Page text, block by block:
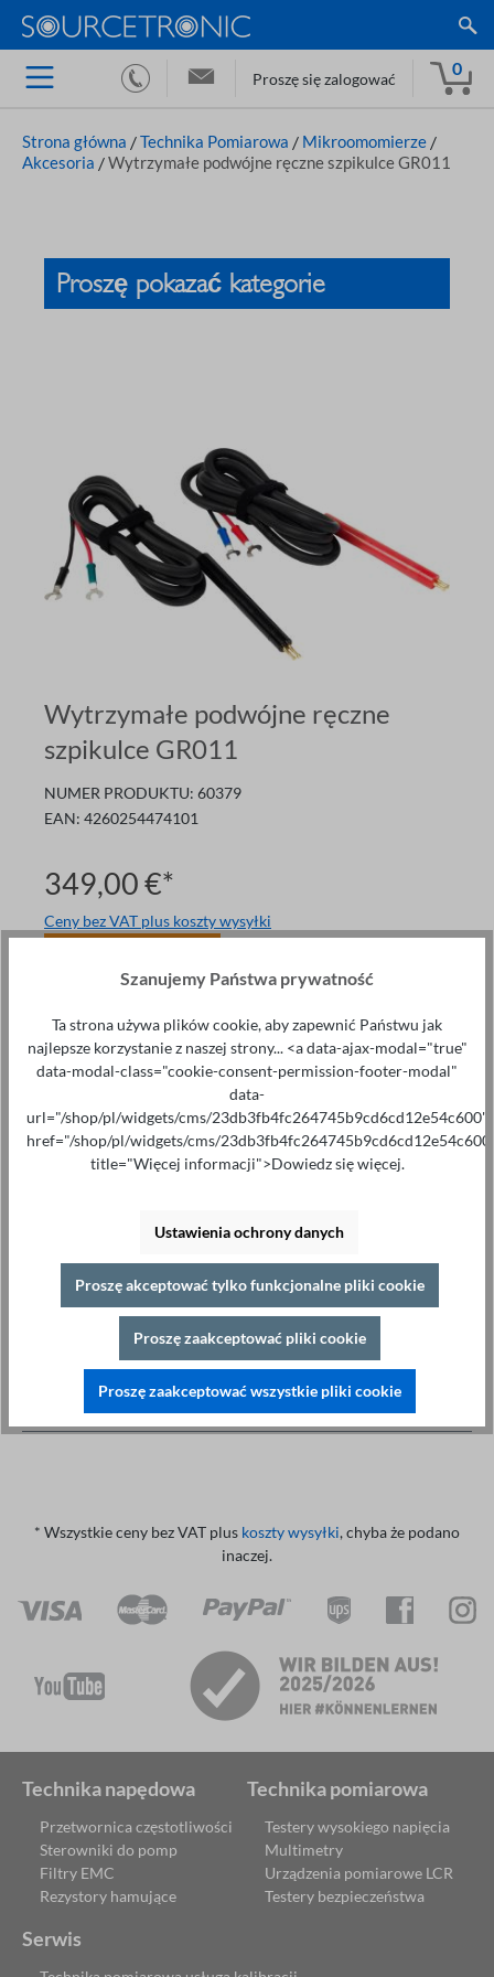
Proszę się zalogować
0
Strona główna /Technika Pomiarowa / Mikroomomierze /
Akcesoria /Wytrzymałe podwójne ręczne szpikulce GR011
Proszę pokazać kategorie
Wytrzymałe podwójne ręczne
szpikulce GR011
NUMER PRODUKTU: 60379
EAN: 4260254474101
349,00 €*
Ceny bez VAT plus koszty wysyłki
Proszę dodać do koszyka
Drukuj
Wytrzymałe podwójne ręczne sondy pomiarowe Heavy
Duty Duplex Hand Spikes idealnie nadają się do pomiaru
rezystancji w techni…Więcej
* Wszystkie ceny bez VAT plus koszty wysyłki, chyba że podano
inaczej.
Technika napędowa
Przetwornica częstotliwości
Sterowniki do pomp
Filtry EMC
Rezystory hamujące
Technika pomiarowa
Testery wysokiego napięcia
Multimetry
Urządzenia pomiarowe LCR
Testery bezpieczeństwa
Serwis
Szanujemy Państwa prywatność
Ta strona używa plików cookie, aby zapewnić Państwu jak
najlepsze korzystanie z naszej strony... <a data-ajax-modal="true"
data-modal-class="cookie-consent-permission-footer-modal"
data-
url="/shop/pl/widgets/cms/23db3fb4fc264745b9cd6cd12e54c600"
href="/shop/pl/widgets/cms/
title="Więcej informacji">Dowiedz się więcej.
Ustawienia ochrony danych
Proszę akceptować tylko funkcjonalne pliki cookie
Proszę zaakceptować pliki cookie
Proszę zaakceptować wszystkie pliki cookie